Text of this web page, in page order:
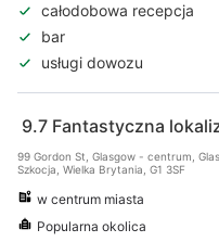
całodobowa recepcja
bar
usługi dowozu
9.7 Fantastyczna
99 Gordon St, Glasgow - centrum,
Szkocja, Wielka Brytania, G1 3SF
w centrum miasta
Popularna okolica